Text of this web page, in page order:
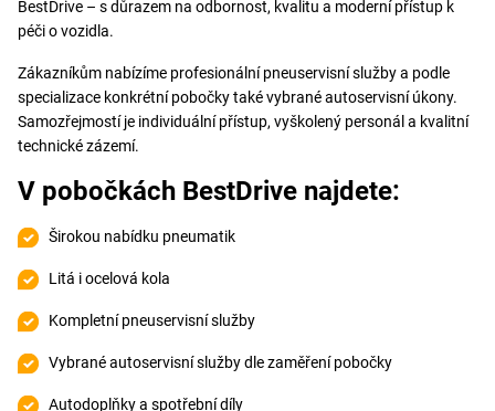
BestDrive – s důrazem na odbornost, kvalitu a moderní přístup k
péči o vozidla.
Zákazníkům nabízíme profesionální pneuservisní služby a podle
specializace konkrétní pobočky také vybrané autoservisní úkony.
Samozřejmostí je individuální přístup, vyškolený personál a kvalitní
technické zázemí.
V pobočkách BestDrive najdete:
Širokou nabídku pneumatik
Litá i ocelová kola
Kompletní pneuservisní služby
Vybrané autoservisní služby dle zaměření pobočky
Autodoplňky a spotřební díly